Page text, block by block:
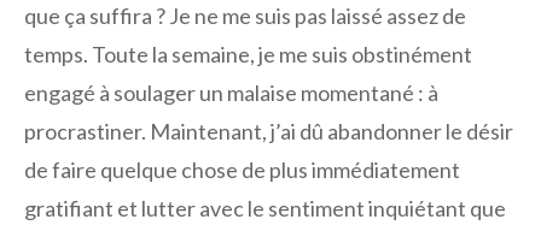
que ça suffira ? Je ne me suis pas laissé assez de
temps. Toute la semaine, je me suis obstinément
engagé à soulager un malaise momentané : à
procrastiner. Maintenant, j’ai dû abandonner le désir
de faire quelque chose de plus immédiatement
gratifiant et lutter avec le sentiment inquiétant que